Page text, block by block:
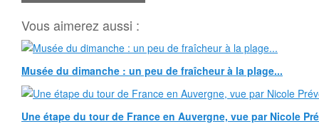
Vous aimerez aussi :
Musée du dimanche : un peu de fraîcheur à la plage...
Une étape du tour de France en Auvergne, vue par Nicole